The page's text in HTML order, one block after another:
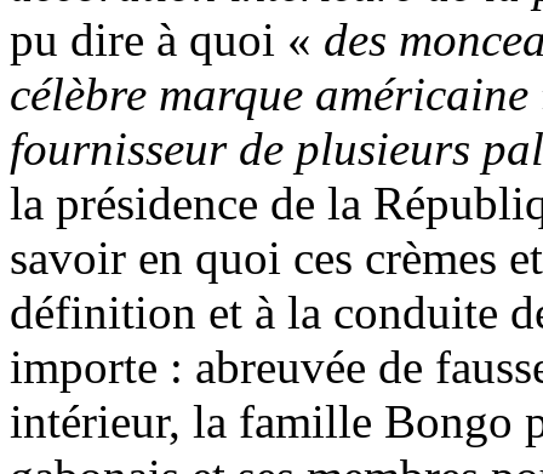
pu dire à quoi « des
célèbre marque américaine
fournisseur de plusieurs
la présidence de la
savoir en quoi ces crèmes
définition et à la conduite
importe : abreuvée de
intérieur, la famille Bongo